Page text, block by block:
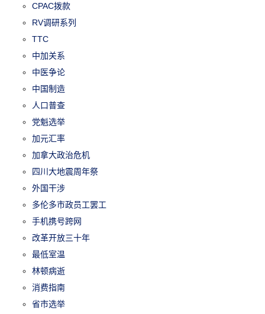
CPAC拨款
RV调研系列
TTC
中加关系
中医争论
中国制造
人口普查
党魁选举
加元汇率
加拿大政治危机
四川大地震周年祭
外国干涉
多伦多市政员工罢工
手机携号跨网
改革开放三十年
最低室温
林顿病逝
消费指南
省市选举